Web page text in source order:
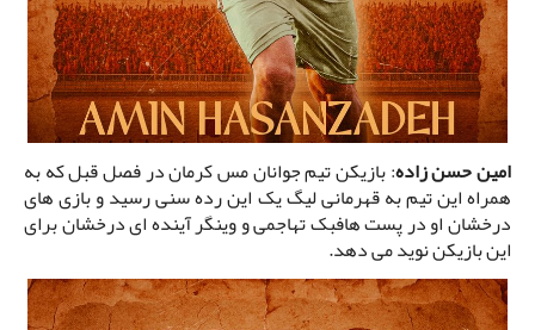
امین حسن زاده: بازیکن تیم جوانان مس کرمان در فصل قبل که به
همراه این تیم به قهرمانی لیگ یک این رده سنی رسید و بازی های
درخشان او در پست هافبک تهاجمی و وینگر آینده ای درخشان برای
این بازیکن نوید می دهد.